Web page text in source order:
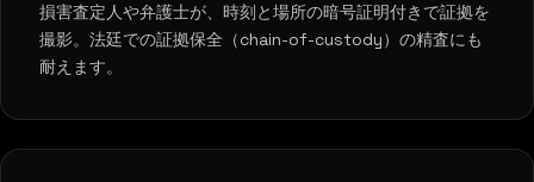
損害査定人や弁護士が、時刻と場所の暗号証明付きで証拠を
撮影。法廷での証拠保全（chain-of-custody）の精査にも
耐えます。